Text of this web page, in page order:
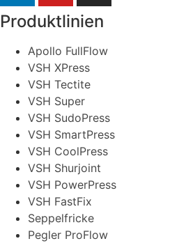
Produktlinien
Apollo FullFlow
VSH XPress
VSH Tectite
VSH Super
VSH SudoPress
VSH SmartPress
VSH CoolPress
VSH Shurjoint
VSH PowerPress
VSH FastFix
Seppelfricke
Pegler ProFlow